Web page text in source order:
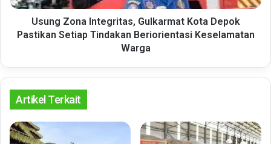
Tindakan
Beriorientasi
Keselamatan
Usung Zona Integritas, Gulkarmat Kota Depok
Pastikan Setiap Tindakan Beriorientasi Keselamatan
Warga
Artikel Terkait